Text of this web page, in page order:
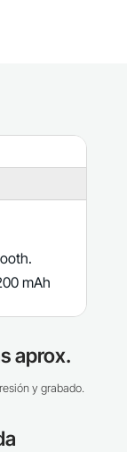
mAh
aprox.
y grabado.